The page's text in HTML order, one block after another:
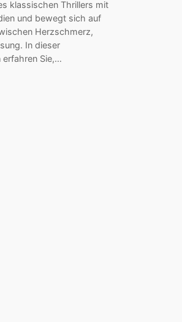
klassischen Thrillers mit
und bewegt sich auf
Herzschmerz,
In dieser
erfahren Sie,…